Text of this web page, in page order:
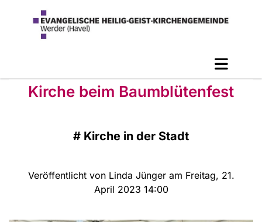
Kirche beim Baumblütenfest
# Kirche in der Stadt
Veröffentlicht von Linda Jünger am Freitag, 21.
April 2023 14:00